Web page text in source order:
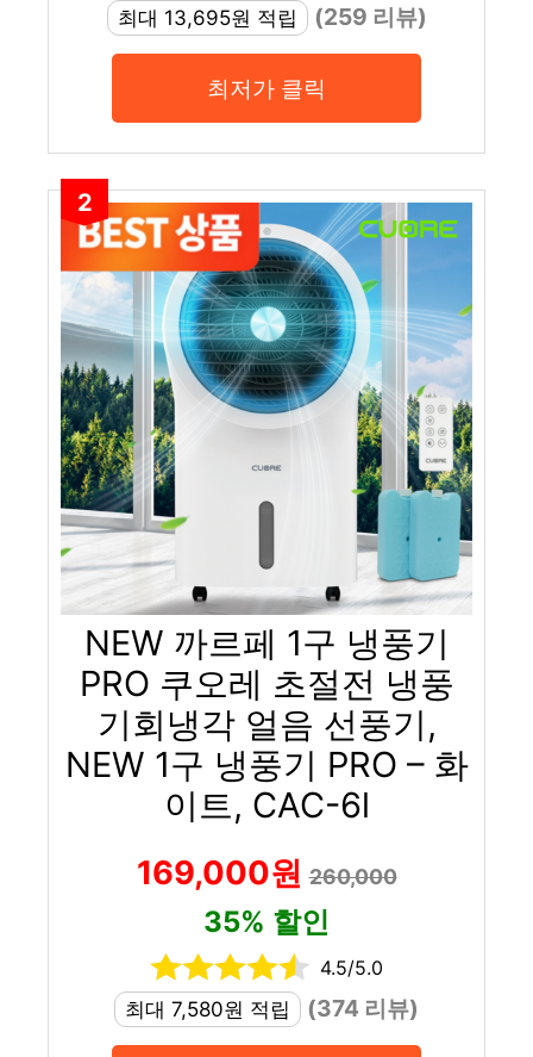
최대 13,695원 적립
(259 리뷰)
최저가 클릭
2
NEW 까르페 1구 냉풍기
PRO 쿠오레 초절전 냉풍
기회냉각 얼음 선풍기,
NEW 1구 냉풍기 PRO – 화
이트, CAC-6l
169,000원260,000
35% 할인
4.5/5.0
최대 7,580원 적립
(374 리뷰)